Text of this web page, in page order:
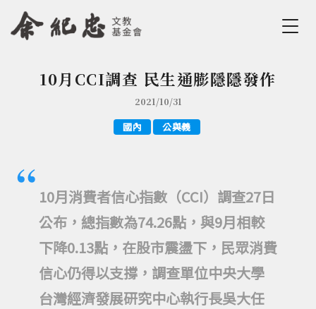
Jump to Navigation
Jump to Main content
您在這裡
10月CCI調查 民生通膨隱隱發作
2021/10/31
國內 公與義
10月消費者信心指數（CCI）調查27日
公布，總指數為74.26點，與9月相較
下降0.13點，在股市震盪下，民眾消費
信心仍得以支撐，調查單位中央大學
台灣經濟發展研究中心執行長吳大任